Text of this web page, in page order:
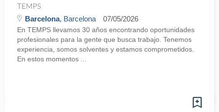
TEMPS
Barcelona, Barcelona 07/05/2026
En TEMPS llevamos 30 años encontrando oportunidades
profesionales para la gente que busca trabajo. Tenemos
experiencia, somos solventes y estamos comprometidos.
En estos momentos ...